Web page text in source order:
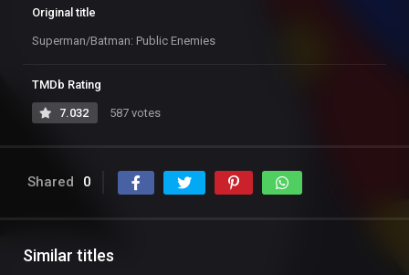
Original title
Superman/Batman: Public Enemies
TMDb Rating
7.032 587 votes
Shared 0
Similar titles